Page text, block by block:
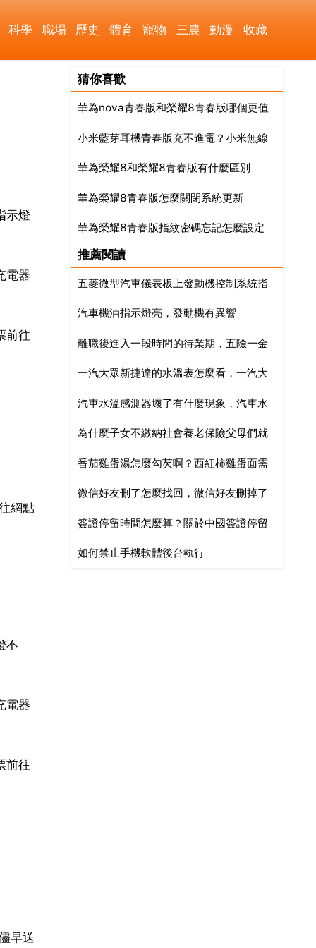
科學 職場 歷史 體育 寵物 三農 動漫 收藏
示燈
電器
前往
網點
不
電器
前往
早送
猜你喜歡
華為nova青春版和榮耀8青春版哪個更值
得
小米藍芽耳機青春版充不進電？小米無線
耳機充不進電
華為榮耀8和榮耀8青春版有什麼區別
華為榮耀8青春版怎麼關閉系統更新
華為榮耀8青春版指紋密碼忘記怎麼設定
推薦閱讀
五菱微型汽車儀表板上發動機控制系統指
示燈亮是什麼意思
汽車機油指示燈亮，發動機有異響
離職後進入一段時間的待業期，五險一金
斷交會有什麼影響？最好怎麼辦
一汽大眾新捷達的水溫表怎麼看，一汽大
眾新捷達,液錶碟符號含義？圓圈裡面一斜
長橫，是何意思？？？？？是要提示什
麼？？？？十萬火急
汽車水溫感測器壞了有什麼現象，汽車水
溫感測器壞了有什麼故障現象
為什麼子女不繳納社會養老保險父母們就
不能領取他們自己的保險金
番茄雞蛋湯怎麼勾芡啊？西紅柿雞蛋面需
要勾芡嗎？
微信好友刪了怎麼找回，微信好友刪掉了
怎麼找回
簽證停留時間怎麼算？關於中國簽證停留
時間的計算方法
如何禁止手機軟體後台執行